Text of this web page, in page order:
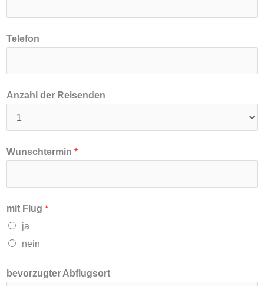
n
m
A
f
l
u
g
o
Telefon
Anzahl der Reisenden
Wunschtermin *
mit Flug *
ja
nein
bevorzugter Abflugsort